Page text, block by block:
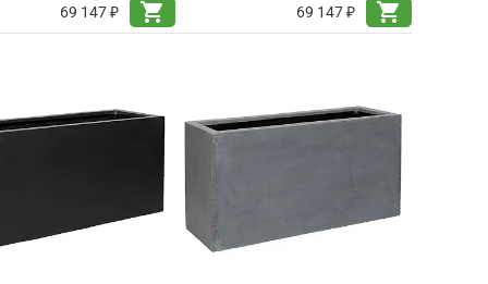
69 147 ₽
shopping_cart
69 147 ₽
shopping_cart